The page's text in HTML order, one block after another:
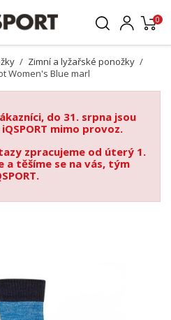
0
Zimní a lyžařské ponožky
Women's Blue marl
do 31. srpna jsou
mimo provoz.
zpracujeme od úterý 1.
a těšíme se na vás, tým